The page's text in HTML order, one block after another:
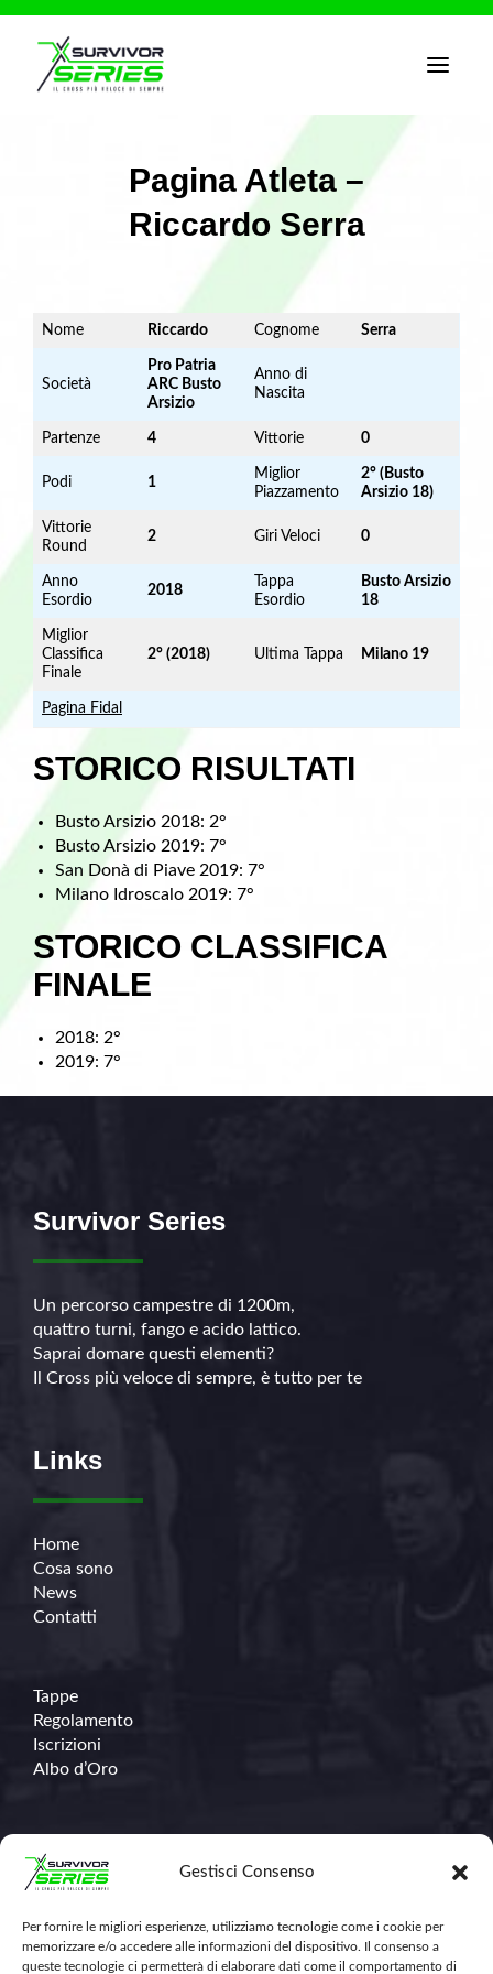
Gestisci Consenso
Per fornire le migliori esperienze, utilizziamo tecnologie come i cookie per
memorizzare e/o accedere alle informazioni del dispositivo. Il consenso a
queste tecnologie ci permetterà di elaborare dati come il comportamento di
T
Pagina Atleta –
Riccardo Serra
Nome Riccardo Cognome Serra
Società
Pro Patria
ARC Busto
Arsizio
Anno di
Nascita
Partenze 4 Vittorie 0
Podi 1
Miglior
Piazzamento
2° (Busto
Arsizio 18)
Vittorie
Round
2 Giri Veloci 0
Anno
Esordio
2018
Tappa
Esordio
Busto Arsizio
18
Miglior
Classifica
Finale
2° (2018) Ultima Tappa Milano 19
Pagina Fidal
STORICO RISULTATI
Busto Arsizio 2018: 2°
Busto Arsizio 2019: 7°
San Donà di Piave 2019: 7°
Milano Idroscalo 2019: 7°
STORICO CLASSIFICA
FINALE
2018: 2°
2019: 7°
Survivor Series
Un percorso campestre di 1200m,
quattro turni, fango e acido lattico.
Saprai domare questi elementi?
Il Cross più veloce di sempre, è tutto per te
Links
Home
Cosa sono
News
Contatti
Tappe
Regolamento
Iscrizioni
Albo d’Oro
Contatti
348.671.1368
info@survivorseriescross.run